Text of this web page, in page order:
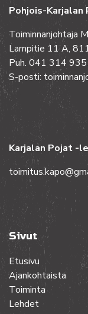
Pohjois-Karjalan
Toiminnanjohtaja
Lampitie 11 A,
Puh. 041 314
S-posti:
Karjalan Pojat -
Sivut
Etusivu
Ajankohtaista
Toiminta
Lehdet